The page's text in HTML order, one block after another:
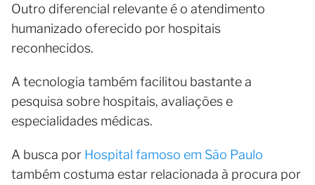
Outro diferencial relevante é o atendimento
humanizado oferecido por hospitais
reconhecidos.
A tecnologia também facilitou bastante a
pesquisa sobre hospitais, avaliações e
especialidades médicas.
A busca por Hospital famoso em São Paulo
também costuma estar relacionada à procura por